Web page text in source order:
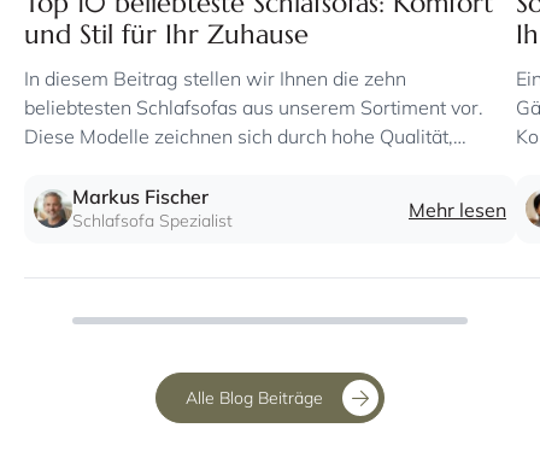
und Stil für Ihr Zuhause
In diesem Beitrag stellen wir Ihnen die zehn
beliebtesten Schlafsofas aus unserem Sortiment vor.
Diese Modelle zeichnen sich durch hohe Qualität,
aus. Markus Fischer
Schlafsofa Spezialist Mehr lesen
Alle Blog Beiträge